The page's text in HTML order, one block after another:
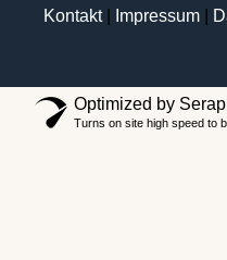
Kontakt| Impressum
Optimized by
Turns on site high speed to